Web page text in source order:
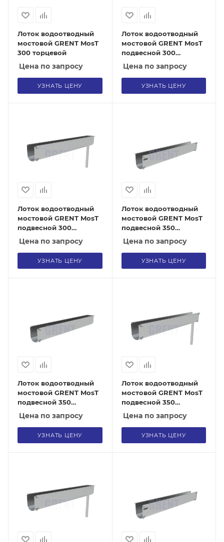
Лоток водоотводный
мостовой GRENT MosT
300 торцевой
Цена по запросу
УЗНАТЬ ЦЕНУ
Лоток водоотводный
мостовой GRENT MosT
подвесной 300
выпускной
Цена по запросу
УЗНАТЬ ЦЕНУ
Лоток водоотводный
мостовой GRENT MosT
подвесной 300
выпускной торцевой
Цена по запросу
УЗНАТЬ ЦЕНУ
Лоток водоотводный
мостовой GRENT MosT
подвесной 350
рядовой
Цена по запросу
УЗНАТЬ ЦЕНУ
Лоток водоотводный
мостовой GRENT MosT
подвесной 350
торцевой
Цена по запросу
УЗНАТЬ ЦЕНУ
Лоток водоотводный
мостовой GRENT MosT
подвесной 350
выпускной
Цена по запросу
УЗНАТЬ ЦЕНУ